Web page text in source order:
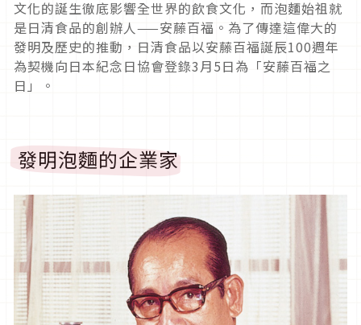
文化的誕生徹底影響全世界的飲食文化，而泡麵始祖就
是日清食品的創辦人——安藤百福。為了傳達這偉大的
發明及歷史的推動，日清食品以安藤百福誕辰100週年
為契機向日本紀念日協會登錄3月5日為「安藤百福之
日」。
發明泡麵的企業家